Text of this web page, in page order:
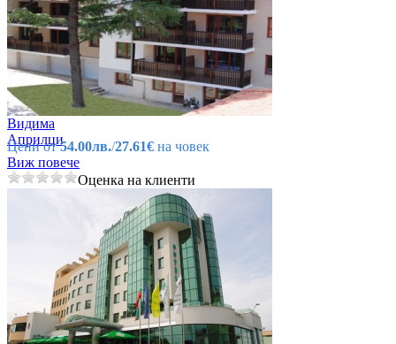
Видима
Априлци
Цени от54.00лв./27.61€ на човек
Виж повече
Оценка на клиенти